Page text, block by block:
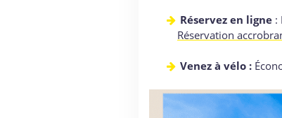
Réservez en ligne :
Réservation
Venez à vélo :